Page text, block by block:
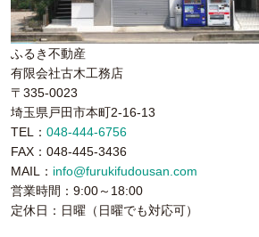
ふるき不動産
有限会社古木工務店
〒335-0023
埼玉県戸田市本町2-16-13
TEL： 048-444-6756
FAX：048-445-3436
MAIL： info@furukifudousan.com
営業時間：9:00～18:00
定休日：日曜（日曜でも対応可）